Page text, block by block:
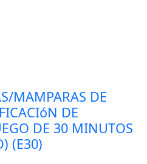
MAMPARAS DE
DE
DE 30 MINUTOS
(E30)